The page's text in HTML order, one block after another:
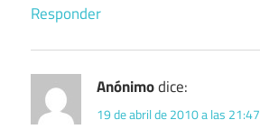
Responder
Anónimodice:
19 de abril de 2010 a las 21:47